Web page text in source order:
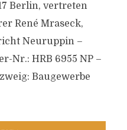
Berlin, vertreten
René Mraseck,
Neuruppin –
Nr.: HRB 6955 NP –
Baugewerbe